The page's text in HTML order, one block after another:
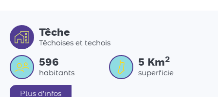
Têche
Têchoises et techois
596
habitants
5 Km2
superficie
Plus d'infos